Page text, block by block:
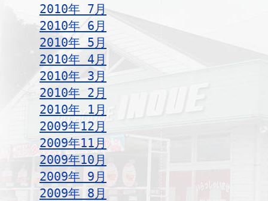
2010年 7月
2010年 6月
2010年 5月
2010年 4月
2010年 3月
2010年 2月
2010年 1月
2009年12月
2009年11月
2009年10月
2009年 9月
2009年 8月